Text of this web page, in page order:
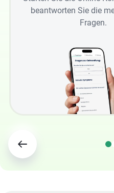
beantworten Sie die
Fragen.